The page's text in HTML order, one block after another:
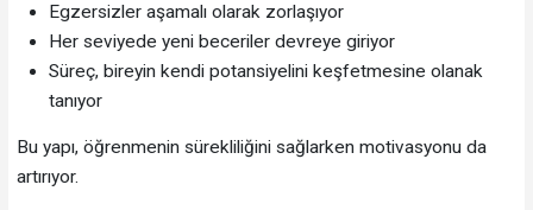
Egzersizler aşamalı olarak zorlaşıyor
Her seviyede yeni beceriler devreye giriyor
Süreç, bireyin kendi potansiyelini keşfetmesine olanak
tanıyor
Bu yapı, öğrenmenin sürekliliğini sağlarken motivasyonu da
artırıyor.